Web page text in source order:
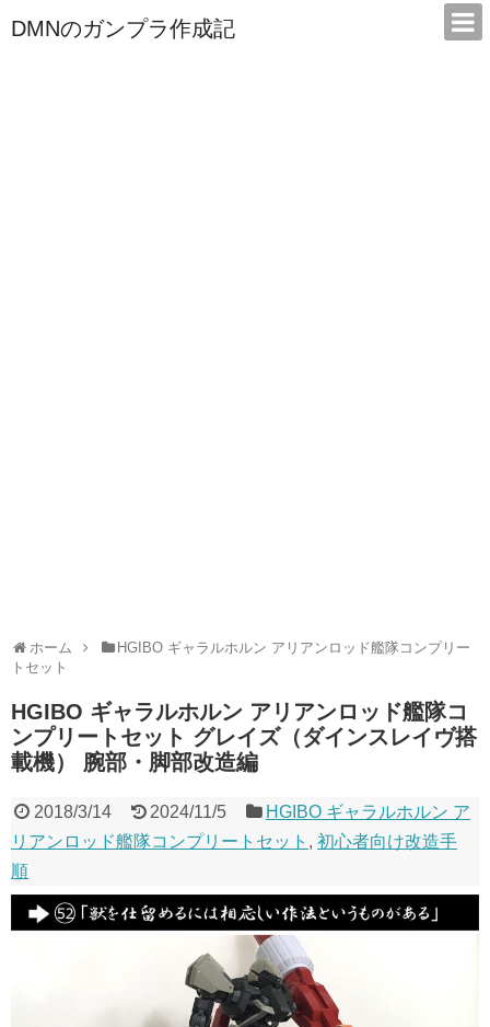
DMNのガンプラ作成記
ホーム
HGIBO ギャラルホルン アリアンロッド艦隊コンプリー
トセット
HGIBO ギャラルホルン アリアンロッド艦隊コ
ンプリートセット グレイズ（ダインスレイヴ搭
載機） 腕部・脚部改造編
2018/3/14 2024/11/5
HGIBO ギャラルホルン ア
リアンロッド艦隊コンプリートセット , 初心者向け改造手
順